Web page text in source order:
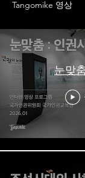
Tangomike 영상
눈맞